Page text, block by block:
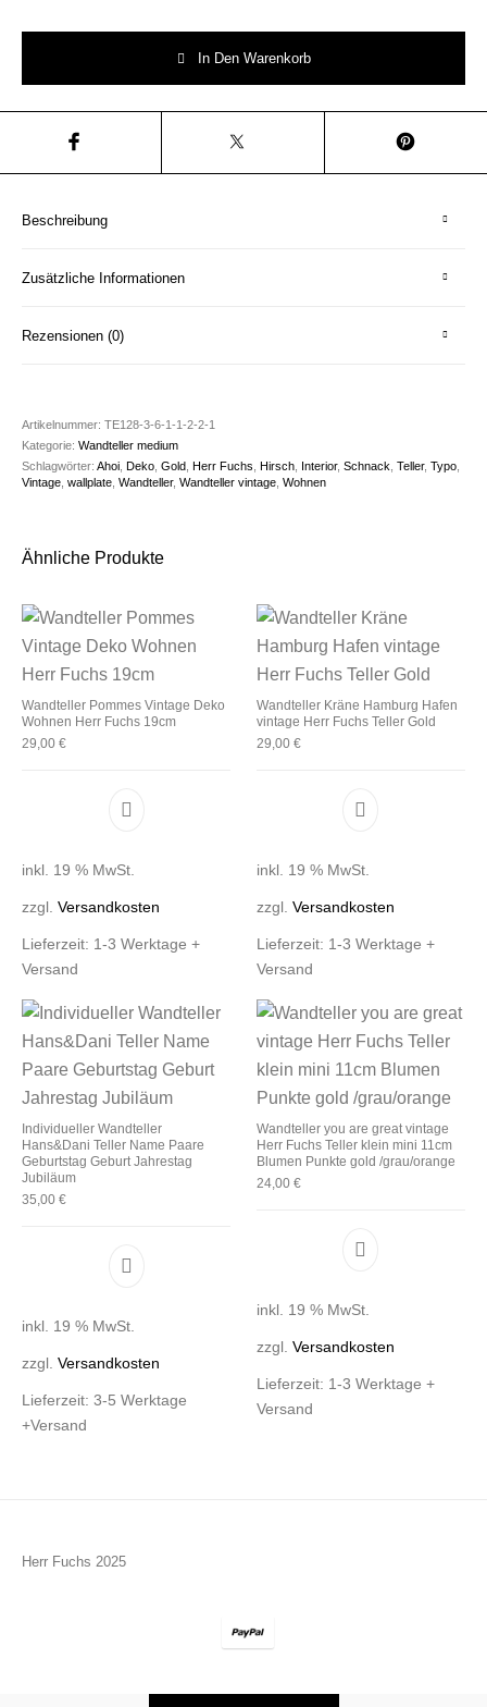
In Den Warenkorb
Beschreibung
Zusätzliche Informationen
Rezensionen (0)
Artikelnummer:TE128-3-6-1-1-2-2-1
Kategorie:Wandteller medium
Schlagwörter:Ahoi ,Deko ,Gold ,Herr Fuchs ,Hirsch Interior,Schnack ,Teller,Typo
Vintage ,wallplate ,Wandteller,Wandteller vintage ,Wohnen
Ähnliche Produkte
Wandteller Pommes Vintage Deko
Wohnen Herr Fuchs 19cm
29,00€
inkl. 19 % MwSt.
zzgl.Versandkosten
Lieferzeit: 1-3 Werktage +
Versand
Wandteller Kräne Hamburg Hafen
vintage Herr Fuchs Teller Gold
29,00 €
inkl. 19 % MwSt.
zzgl. Versandkosten
Lieferzeit: 1-3 Werktage +
Versand
Individueller Wandteller
Hans&Dani Teller Name Paare
Geburtstag Geburt Jahrestag
Jubiläum
35,00€
inkl. 19 % MwSt.
zzgl.Versandkosten
Lieferzeit:3-5 Werktage
+Versand
Wandteller you are great vintage
Herr Fuchs Teller klein mini 11cm
Blumen Punkte gold /grau/orange
24,00 €
inkl. 19 % MwSt.
zzgl. Versandkosten
Lieferzeit: 1-3 Werktage +
Versand
Herr Fuchs 2025